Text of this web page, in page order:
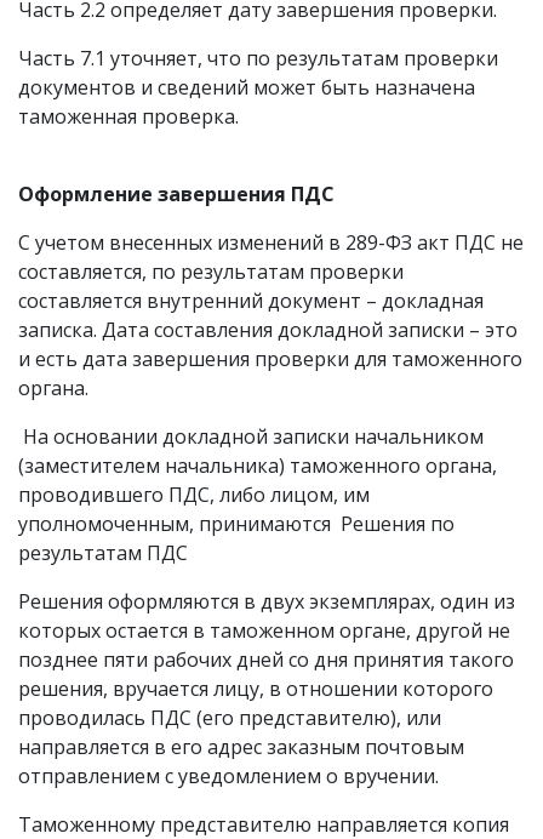
Часть 2.2 определяет дату завершения проверки.
Часть 7.1 уточняет, что по результатам проверки
документов и сведений может быть назначена
таможенная проверка.
Оформление завершения ПДС
С учетом внесенных изменений в 289-ФЗ акт ПДС не
составляется, по результатам проверки
составляется внутренний документ – докладная
записка. Дата составления докладной записки – это
и есть дата завершения проверки для таможенного
органа.
На основании докладной записки начальником
(заместителем начальника) таможенного органа,
проводившего ПДС, либо лицом, им
уполномоченным, принимаются Решения по
результатам ПДС
Решения оформляются в двух экземплярах, один из
которых остается в таможенном органе, другой не
позднее пяти рабочих дней со дня принятия такого
решения, вручается лицу, в отношении которого
проводилась ПДС (его представителю), или
направляется в его адрес заказным почтовым
отправлением с уведомлением о вручении.
Таможенному представителю направляется копия